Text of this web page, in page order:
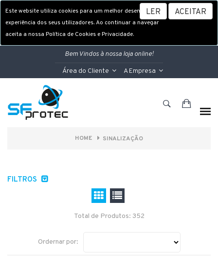
Este website utiliza cookies para um melhor desempenho e
experiência dos seus utilizadores. Ao continuar a navegar
aceita a nossa Política de Cookies e Privacidade.
LER ACEITAR
Bem Vindos à nossa loja online!
Área do Cliente A Empresa
HOME SINALIZAÇÃO
FILTROS
Total de Produtos: 352
Ordernar por: